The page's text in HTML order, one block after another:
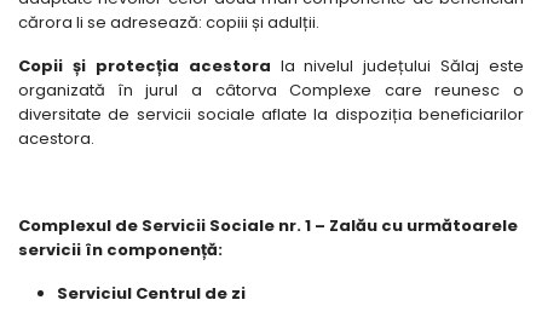
cărora li se adresează: copiii și adulții.
Copii și protecția acestora la nivelul județului Sălaj este
organizată în jurul a câtorva Complexe care reunesc o
diversitate de servicii sociale aflate la dispoziția beneficiarilor
acestora.
Complexul de Servicii Sociale nr. 1 – Zalău cu următoarele
servicii în componență:
Serviciul Centrul de zi